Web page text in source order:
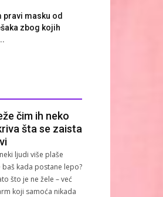
pravi masku od
zbog kojih
čim ih neko
šta se zaista
ljudi više plaše
kada postane lepo?
što je ne žele – već
koji samoća nikada